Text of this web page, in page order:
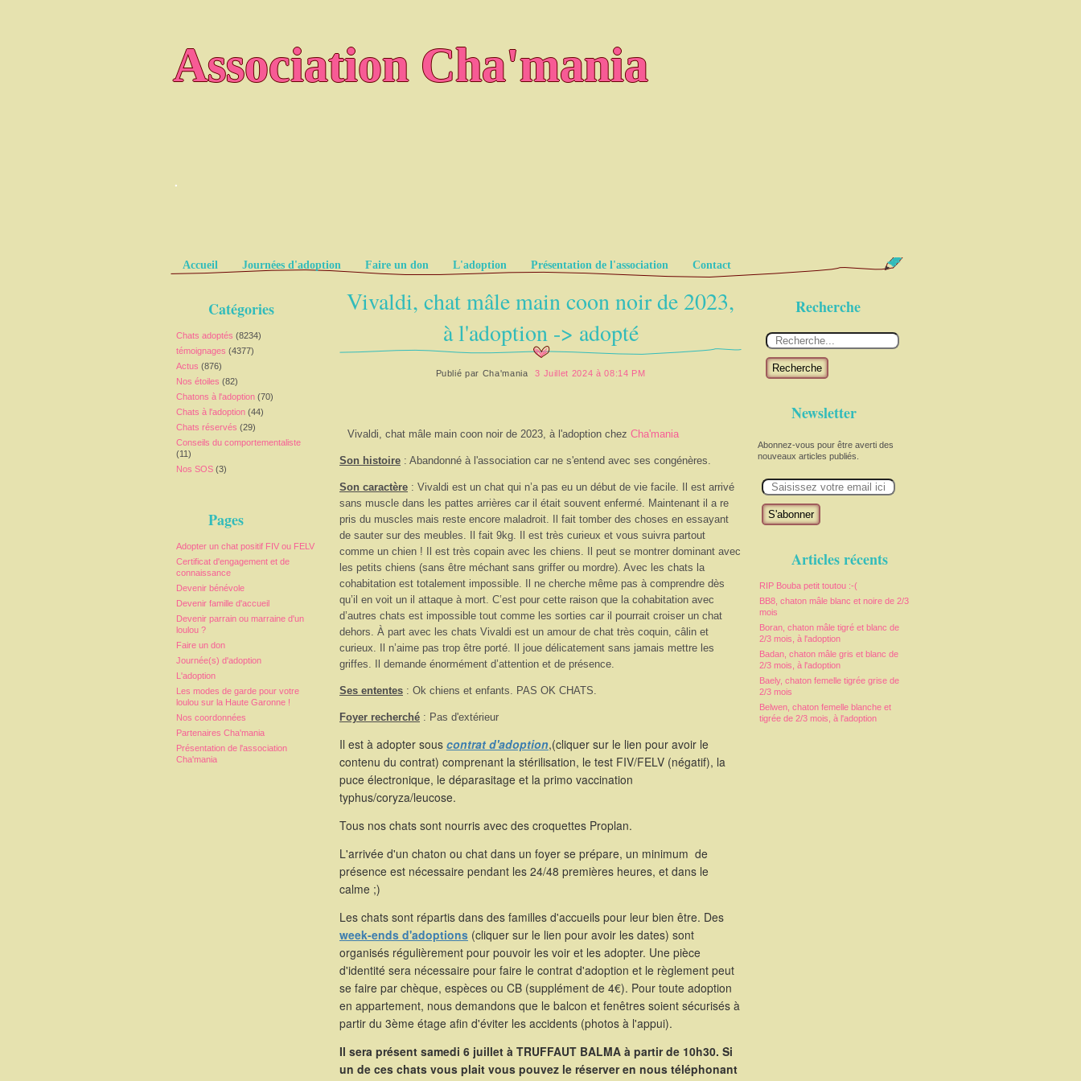
Association Cha'mania
.
Pages
Accueil Journées d'adoption Faire un don L'adoption Présentation de l'association Contact
Catégories
Chats adoptés (8234)
témoignages (4377)
Actus (876)
Nos étoiles (82)
Chatons à l'adoption (70)
Chats à l'adoption (44)
Chats réservés (29)
Conseils du comportementaliste
(11)
Nos SOS (3)
Pages
Adopter un chat positif FIV ou FELV
Certificat d'engagement et de
connaissance
Devenir bénévole
Devenir famille d'accueil
Devenir parrain ou marraine d'un
loulou ?
Faire un don
Journée(s) d'adoption
L'adoption
Les modes de garde pour votre
loulou sur la Haute Garonne !
Nos coordonnées
Partenaires Cha'mania
Présentation de l'association
Cha'mania
Recherche
Recherche
Newsletter
Abonnez-vous pour être averti des
nouveaux articles publiés.
m
Articles récents
RIP Bouba petit toutou :-(
BB8, chaton mâle blanc et noire de 2/3
mois
Boran, chaton mâle tigré et blanc de
2/3 mois, à l'adoption
Badan, chaton mâle gris et blanc de
2/3 mois, à l'adoption
Baely, chaton femelle tigrée grise de
2/3 mois
Belwen, chaton femelle blanche et
tigrée de 2/3 mois, à l'adoption
Vivaldi, chat mâle main coon noir de 2023,
à l'adoption -> adopté
Publié par Cha'mania 3 Juillet 2024 à 08:14 PM
Vivaldi, chat mâle main coon noir de 2023, à l'adoption chez Cha'mania
Son histoire : Abandonné à l'association car ne s'entend avec ses congénères.
Son caractère : Vivaldi est un chat qui n’a pas eu un début de vie facile. Il est arrivé
sans muscle dans les pattes arrières car il était souvent enfermé. Maintenant il a re
pris du muscles mais reste encore maladroit. Il fait tomber des choses en essayant
de sauter sur des meubles. Il fait 9kg. Il est très curieux et vous suivra partout
comme un chien ! Il est très copain avec les chiens. Il peut se montrer dominant avec
les petits chiens (sans être méchant sans griffer ou mordre). Avec les chats la
cohabitation est totalement impossible. Il ne cherche même pas à comprendre dès
qu’il en voit un il attaque à mort. C’est pour cette raison que la cohabitation avec
d’autres chats est impossible tout comme les sorties car il pourrait croiser un chat
dehors. À part avec les chats Vivaldi est un amour de chat très coquin, câlin et
curieux. Il n’aime pas trop être porté. Il joue délicatement sans jamais mettre les
griffes. Il demande énormément d’attention et de présence.
Ses ententes : Ok chiens et enfants. PAS OK CHATS.
Foyer recherché : Pas d'extérieur
Il est à adopter sous contrat d'adoption,(cliquer sur le lien pour avoir le
contenu du contrat) comprenant la stérilisation, le test FIV/FELV (négatif), la
puce électronique, le déparasitage et la primo vaccination
typhus/coryza/leucose.
Tous nos chats sont nourris avec des croquettes Proplan.
L'arrivée d'un chaton ou chat dans un foyer se prépare, un minimum de
présence est nécessaire pendant les 24/48 premières heures, et dans le
calme ;)
Les chats sont répartis dans des familles d'accueils pour leur bien être. Des
week-ends d'adoptions (cliquer sur le lien pour avoir les dates) sont
organisés régulièrement pour pouvoir les voir et les adopter. Une pièce
d'identité sera nécessaire pour faire le contrat d'adoption et le règlement peut
se faire par chèque, espèces ou CB (supplément de 4€). Pour toute adoption
en appartement, nous demandons que le balcon et fenêtres soient sécurisés à
partir du 3ème étage afin d'éviter les accidents (photos à l'appui).
Il sera présent samedi 6 juillet à TRUFFAUT BALMA à partir de 10h30. Si
un de ces chats vous plait vous pouvez le réserver en nous téléphonant